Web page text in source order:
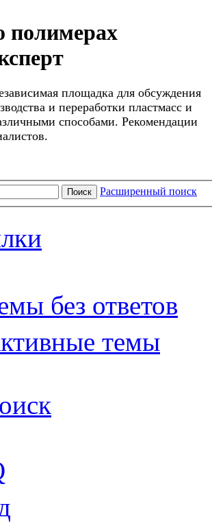
полимерах
площадка для обсуждения
и переработки пластмасс и
способами. Рекомендации
Поиск Расширенный поиск
без ответов
темы